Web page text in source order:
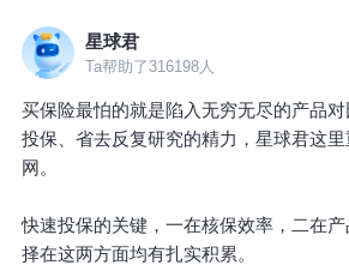
星球君
Ta帮助了 316198人
买保险最怕的就是陷入无穷无尽的产品
投保、省去反复研究的精力，星球君这
网。
快速投保的关键，一在核保效率，二在
择在这两方面均有扎实积累。